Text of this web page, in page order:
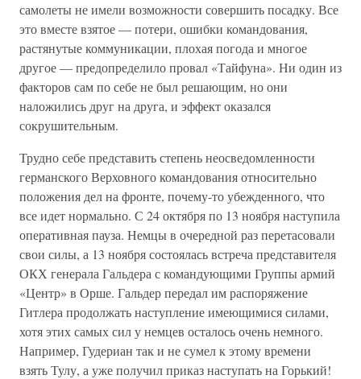
самолеты не имели возможности совершить посадку. Все
это вместе взятое — потери, ошибки командования,
растянутые коммуникации, плохая погода и многое
другое — предопределило провал «Тайфуна». Ни один из
факторов сам по себе не был решающим, но они
наложились друг на друга, и эффект оказался
сокрушительным.
Трудно себе представить степень неосведомленности
германского Верховного командования относительно
положения дел на фронте, почему-то убежденного, что
все идет нормально. С 24 октября по 13 ноября наступила
оперативная пауза. Немцы в очередной раз перетасовали
свои силы, а 13 ноября состоялась встреча представителя
ОКХ генерала Гальдера с командующими Группы армий
«Центр» в Орше. Гальдер передал им распоряжение
Гитлера продолжать наступление имеющимися силами,
хотя этих самых сил у немцев осталось очень немного.
Например, Гудериан так и не сумел к этому времени
взять Тулу, а уже получил приказ наступать на Горький!